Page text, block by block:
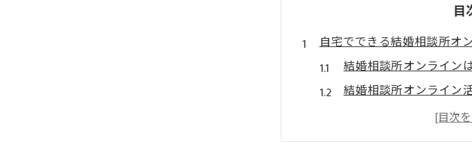
目
自宅でできる結婚相談所オ
結婚相談所オンライン
結婚相談所オンライン
自宅で始める結婚相談
オンライン対応なら自